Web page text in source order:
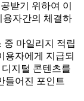
받기 위하여 이
용자간의 체결하
마일리지 적립
용자에게 지급되
지털 콘텐츠를
들어진 포인트